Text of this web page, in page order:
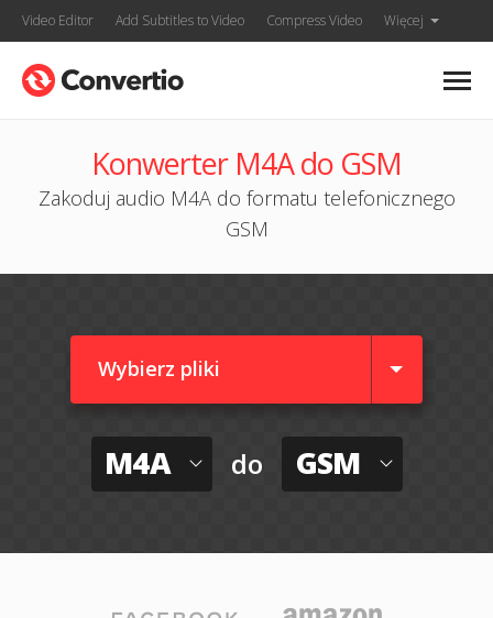
Video Editor Add Subtitles to Video Compress Video Więcej
Konwerter M4A do GSM
Zakoduj audio M4A do formatu telefonicznego
GSM
Wybierz pliki
M4A do GSM